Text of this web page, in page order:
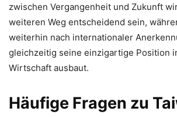
zwischen Vergangenheit und Zukunft
weiteren Weg entscheidend sein,
weiterhin nach internationaler
gleichzeitig seine einzigartige Position
Wirtschaft ausbaut.
Häufige Fragen zu